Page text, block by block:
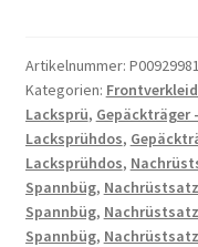
Artikelnummer:
Kategorien:
Lacksprü, Gepäckträger
Lacksprühdos,
Lacksprühdos,
Spannbüg,
Spannbüg,
Spannbüg,